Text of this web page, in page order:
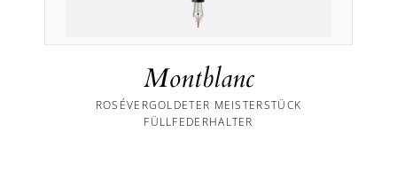
Montblanc
ROSÉVERGOLDETER MEISTERSTÜCK
FÜLLFEDERHALTER